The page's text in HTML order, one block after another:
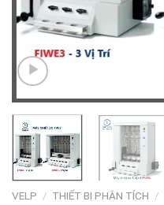
VELP / THIẾT BỊ PHÂN TÍCH /